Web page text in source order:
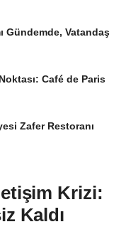
Gündemde, Vatandaş
Café de Paris
Zafer Restoranı
Krizi:
Kaldı